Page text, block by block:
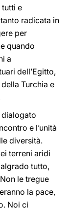
e
radicata in
per
quando
a
dell’Egitto,
Turchia e
e l’unità
diversità.
terreni aridi
tutto,
le tregue
la pace,
Noi ci